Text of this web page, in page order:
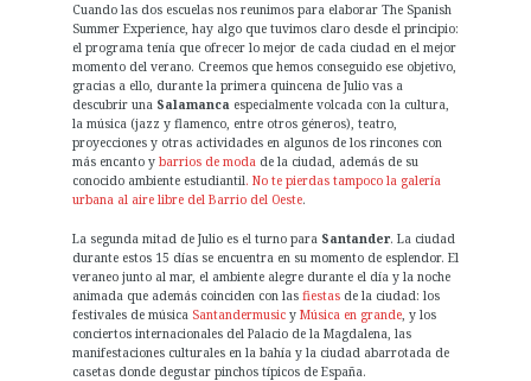
Cuando las dos escuelas nos reunimos para elaborar The Spanish
Summer Experience, hay algo que tuvimos claro desde el principio:
el programa tenía que ofrecer lo mejor de cada ciudad en el mejor
momento del verano. Creemos que hemos conseguido ese objetivo,
gracias a ello, durante la primera quincena de Julio vas a
descubrir una Salamancaespecialmente volcada con la cultura,
la música (jazz y flamenco, entre otros géneros), teatro,
proyecciones y otras actividades en algunos de los rincones con
más encanto y barrios de modade la ciudad, además de su
conocido ambiente estudiantil. No te pierdas tampoco la galería
urbana al aire libre del Barrio del Oeste.
La segunda mitad de Julio es el turno para Santander. La ciudad
durante estos 15 días se encuentra en su momento de esplendor. El
veraneo junto al mar, el ambiente alegre durante el día y la noche
animada que además coinciden con las fiestasde la ciudad: los
festivales de música Santandermusicy Música en grande, y los
conciertos internacionales del Palacio de la Magdalena, las
manifestaciones culturales en la bahía y la ciudad abarrotada de
casetas donde degustar pinchos típicos de España.